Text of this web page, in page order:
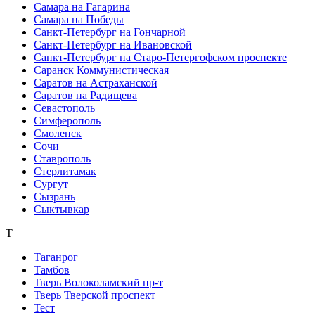
Самара на Гагарина
Самара на Победы
Санкт-Петербург на Гончарной
Санкт-Петербург на Ивановской
Санкт-Петербург на Старо-Петергофском проспекте
Саранск Коммунистическая
Саратов на Астраханской
Саратов на Радищева
Севастополь
Симферополь
Смоленск
Сочи
Ставрополь
Стерлитамак
Сургут
Сызрань
Сыктывкар
Т
Таганрог
Тамбов
Тверь Волоколамский пр-т
Тверь Тверской проспект
Тест